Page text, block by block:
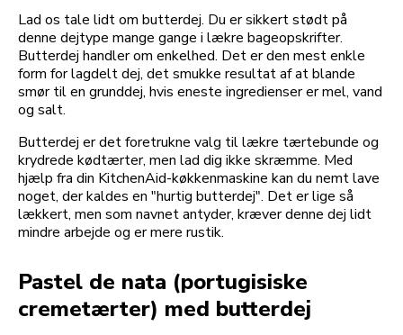
Lad os tale lidt om butterdej. Du er sikkert stødt på
denne dejtype mange gange i lækre bageopskrifter.
Butterdej handler om enkelhed. Det er den mest enkle
form for lagdelt dej, det smukke resultat af at blande
smør til en grunddej, hvis eneste ingredienser er mel, vand
og salt.
Butterdej er det foretrukne valg til lækre tærtebunde og
krydrede kødtærter, men lad dig ikke skræmme. Med
hjælp fra din KitchenAid-køkkenmaskine kan du nemt lave
noget, der kaldes en "hurtig butterdej". Det er lige så
lækkert, men som navnet antyder, kræver denne dej lidt
mindre arbejde og er mere rustik.
Pastel de nata (portugisiske
cremetærter) med butterdej